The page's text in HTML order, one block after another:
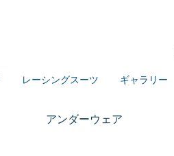
レーシングスーツ ギャラリー
アンダーウェア